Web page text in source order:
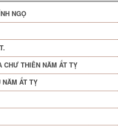
NGỌ
CHƯ THIÊN NĂM ẤT TỴ
ẤT TỴ